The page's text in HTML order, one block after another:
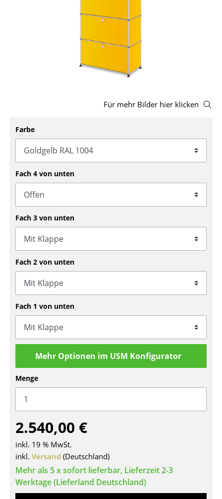
Bürodrehstühle
Konferenzstühle
Bürosessel
Einzelteile
Tische
Couchtische
Schreibtische
Sekretäre & PC-Tische
Konferenztische
Stehtische & Stehpulte
Kindertische
Gartentische
Servierwagen
Einzelteile
... alle Tische
Für mehr Bilder hier klicken
Farbe
Fach 4 von unten
Fach 3 von unten
Fach 2 von unten
Fach 1 von unten
Mehr Optionen im USM Konfigurator
Menge
2.540,00 €
inkl. 19 % MwSt.
inkl. Versand (Deutschland)
Mehr als 5 x sofort lieferbar, Lieferzeit 2-3
Werktage (Lieferland Deutschland)